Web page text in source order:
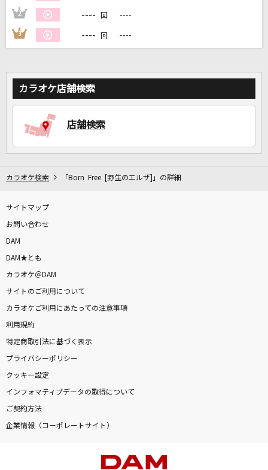
2 ---- 回 ----
3 ---- 回 ----
カラオケ店舗検索
店舗検索
カラオケ検索 「Born Free [野生のエルザ]」の詳細
サイトマップ
お問い合わせ
DAM
DAM★とも
カラオケ＠DAM
サイトのご利用について
カラオケご利用にあたっての注意事項
利用規約
特定商取引法に基づく表示
プライバシーポリシー
クッキー設定
インフォマティブデータの取得について
ご契約方法
企業情報（コーポレートサイト）